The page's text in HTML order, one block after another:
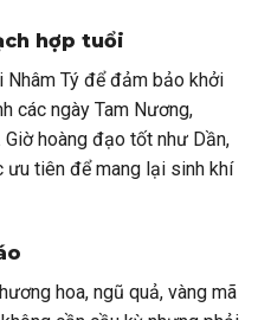
hợp tuổi
Nhâm Tý để đảm bảo khởi
các ngày Tam Nương,
hoàng đạo tốt như Dần,
ưu tiên để mang lại sinh khí
hoa, ngũ quả, vàng mã